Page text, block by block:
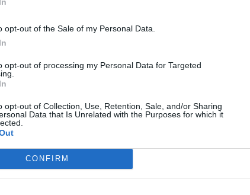
opt-out of the Sale of my Personal Data.
opt-out of processing my Personal Data for Targeted
opt-out of Collection, Use, Retention, Sale, and/or Sharing
Data that Is Unrelated with the Purposes for which it
CONFIRM
dejar sólo al Santísimo... en ningún
en La Mareta
de paganismo o tiempos de satanismo?
09/08/26 06:00